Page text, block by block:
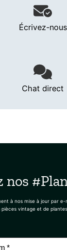
Écrivez-nous
Chat direct
nos
à nos mise à jour par e-
pièces vintage et de